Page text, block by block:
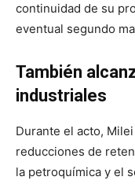
continuidad de su
eventual segundo
También
industriales
Durante el acto,
reducciones de
la petroquímica y el